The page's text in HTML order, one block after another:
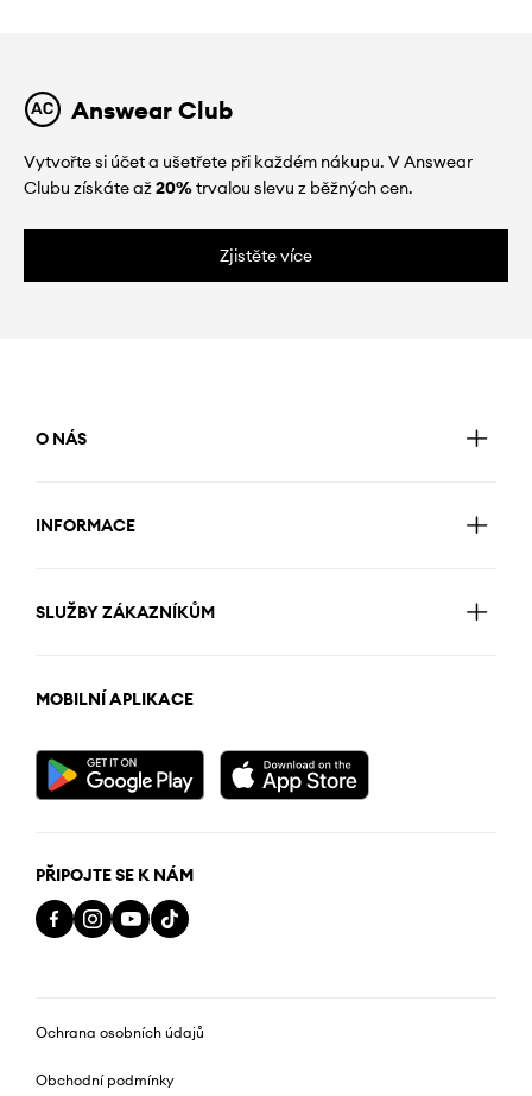
Answear Club
Vytvořte si účet a ušetřete při každém nákupu. V Answear
Clubu získáte až20%trvalou slevu z běžných cen.
Zjistěte více
O NÁS
INFORMACE
SLUŽBY ZÁKAZNÍKŮM
MOBILNÍ APLIKACE
PŘIPOJTE SE K NÁM
Ochrana osobních údajů
Obchodní podmínky